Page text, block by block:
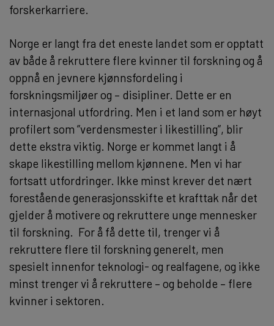
forskerkarriere.
Norge er langt fra det eneste landet som er opptatt
av både å rekruttere flere kvinner til forskning og å
oppnå en jevnere kjønnsfordeling i
forskningsmiljøer og – disipliner. Dette er en
internasjonal utfordring. Men i et land som er høyt
profilert som ”verdensmester i likestilling”, blir
dette ekstra viktig. Norge er kommet langt i å
skape likestilling mellom kjønnene. Men vi har
fortsatt utfordringer. Ikke minst krever det nært
forestående generasjonsskifte et krafttak når det
gjelder å motivere og rekruttere unge mennesker
til forskning. For å få dette til, trenger vi å
rekruttere flere til forskning generelt, men
spesielt innenfor teknologi- og realfagene, og ikke
minst trenger vi å rekruttere – og beholde – flere
kvinner i sektoren.